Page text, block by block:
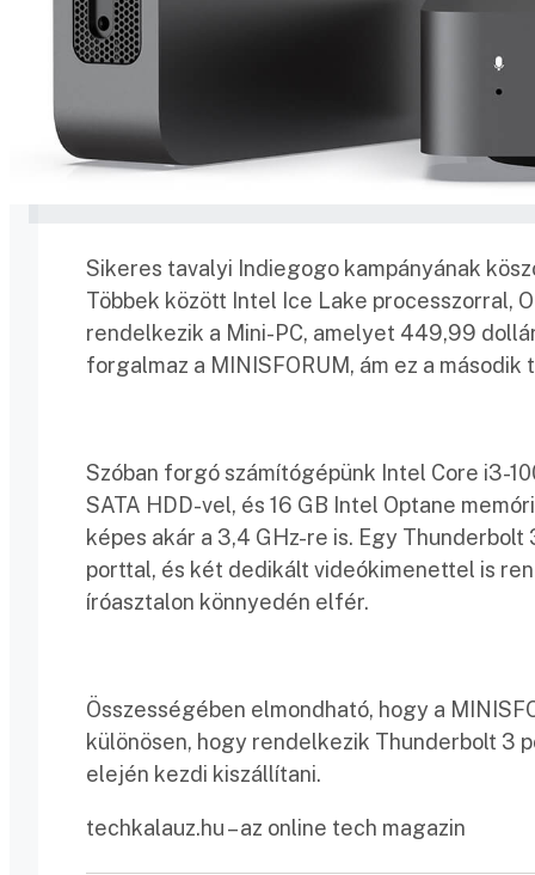
Sikeres tavalyi Indiegogo kampányának
Többek között Intel Ice Lake processzorral,
rendelkezik a Mini-PC, amelyet 449,99
forgalmaz a MINISFORUM, ám ez a
Szóban forgó számítógépünk Intel Core i3-
SATA HDD-vel, és 16 GB Intel Optane
képes akár a 3,4 GHz-re is. Egy
porttal, és két dedikált videókimenettel is
íróasztalon könnyedén elfér.
Összességében elmondható, hogy a
különösen, hogy rendelkezik Thunderbolt 3
elején kezdi kiszállítani.
techkalauz.hu – az online tech magazin